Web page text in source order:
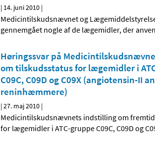
| 14. juni 2010 |
Medicintilskudsnævnet og
gennemgået nogle af de lægemidler, der
Høringssvar på
om tilskudsstatus for lægemidler i
C09C, C09D og C09X (angiotensin-II
reninhæmmere)
|27. maj 2010 |
Medicintilskudsnævnets indstilling om
for lægemidler i ATC-gruppe C09C, C09D og